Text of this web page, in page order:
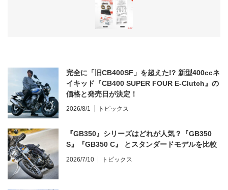
完全に「旧CB400SF」を超えた!? 新型400ccネ
イキッド『CB400 SUPER FOUR E-Clutch』の
価格と発売日が決定！
2026/8/1 トピックス
『GB350』シリーズはどれが人気？『GB350
S』『GB350 C』 とスタンダードモデルを比較
2026/7/10 トピックス